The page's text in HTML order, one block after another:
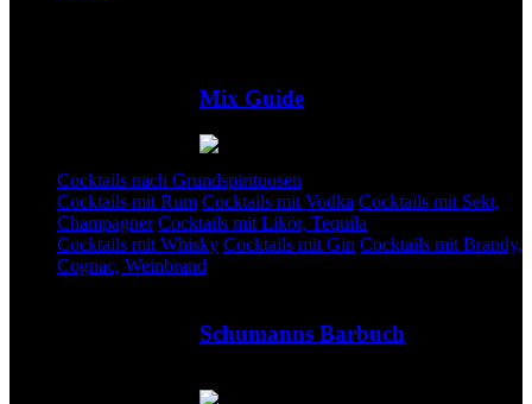
Mix Guide
Cocktails nach Grundspirituosen
Cocktails mit Rum Cocktails mit Vodka Cocktails mit Sekt,
Champagner Cocktails mit Likör, Tequila
Cocktails mit Whisky Cocktails mit Gin Cocktails mit Brandy,
Cognac, Weinbrand
Schumanns Barbuch